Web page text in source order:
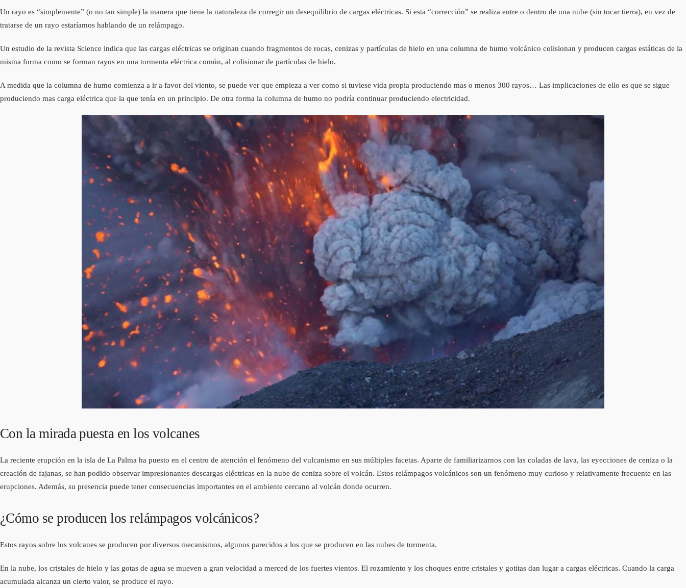
Un rayo es “simplemente” (o no tan simple) la manera que tiene la naturaleza de corregir un desequilibrio de cargas eléctricas. Si esta “corrección” se realiza entre o dentro de una nube (sin tocar tierra), en vez de
tratarse de un rayo estaríamos hablando de un relámpago.
Un estudio de la revista Science indica que las cargas eléctricas se originan cuando fragmentos de rocas, cenizas y partículas de hielo en una columna de humo volcánico colisionan y producen cargas estáticas de la
misma forma como se forman rayos en una tormenta eléctrica común, al colisionar de partículas de hielo.
A medida que la columna de humo comienza a ir a favor del viento, se puede ver que empieza a ver como si tuviese vida propia produciendo mas o menos 300 rayos… Las implicaciones de ello es que se sigue
produciendo mas carga eléctrica que la que tenía en un principio. De otra forma la columna de humo no podría continuar produciendo electricidad.
Con la mirada puesta en los volcanes
La reciente erupción en la isla de La Palma ha puesto en el centro de atención el fenómeno del vulcanismo en sus múltiples facetas. Aparte de familiarizarnos con las coladas de lava, las eyecciones de ceniza o la
creación de fajanas, se han podido observar impresionantes descargas eléctricas en la nube de ceniza sobre el volcán. Estos relámpagos volcánicos son un fenómeno muy curioso y relativamente frecuente en las
erupciones. Además, su presencia puede tener consecuencias importantes en el ambiente cercano al volcán donde ocurren.
¿Cómo se producen los relámpagos volcánicos?
Estos rayos sobre los volcanes se producen por diversos mecanismos, algunos parecidos a los que se producen en las nubes de tormenta.
En la nube, los cristales de hielo y las gotas de agua se mueven a gran velocidad a merced de los fuertes vientos. El rozamiento y los choques entre cristales y gotitas dan lugar a cargas eléctricas. Cuando la carga
acumulada alcanza un cierto valor, se produce el rayo.